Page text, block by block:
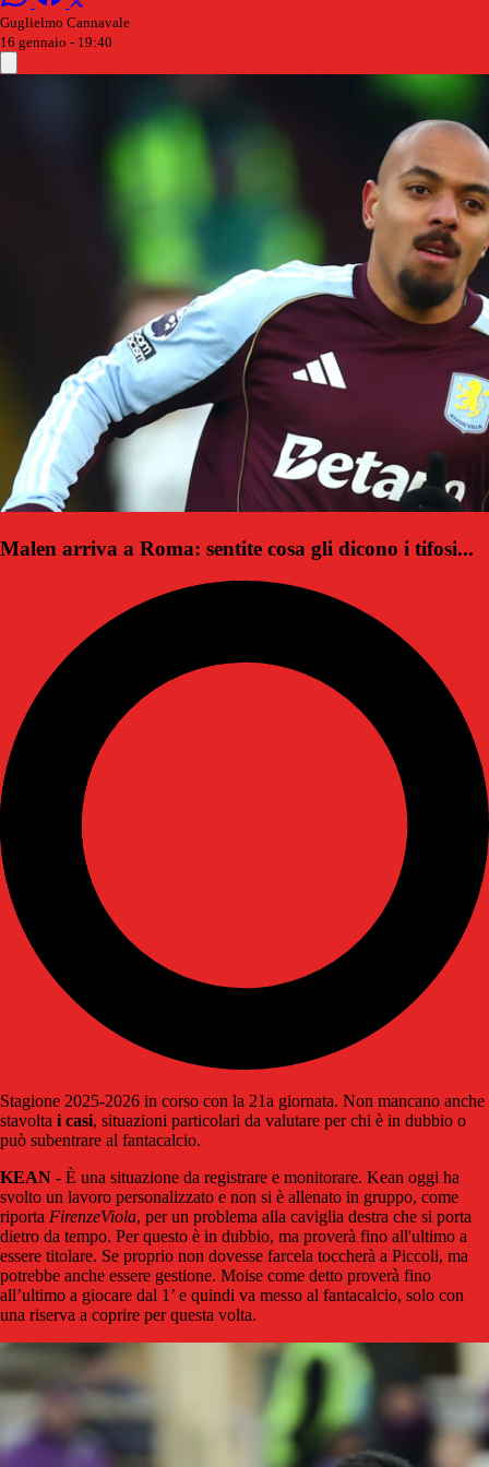
Guglielmo Cannavale
16 gennaio - 19:40
Malen arriva a Roma: sentite cosa gli dicono i tifosi...
Stagione 2025-2026 in corso con la 21a giornata. Non mancano anche
stavolta i casi, situazioni particolari da valutare per chi è in dubbio o
può subentrare al fantacalcio.
KEAN - È una situazione da registrare e monitorare. Kean oggi ha
svolto un lavoro personalizzato e non si è allenato in gruppo, come
riporta FirenzeViola, per un problema alla caviglia destra che si porta
dietro da tempo. Per questo è in dubbio, ma proverà fino all'ultimo a
essere titolare. Se proprio non dovesse farcela toccherà a Piccoli, ma
potrebbe anche essere gestione. Moise come detto proverà fino
all’ultimo a giocare dal 1’ e quindi va messo al fantacalcio, solo con
una riserva a coprire per questa volta.